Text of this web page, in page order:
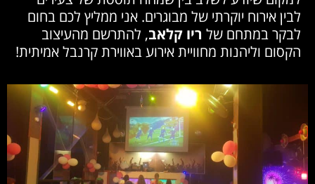
לבין אירוח יוקרתי של מבוגרים. אני ממליץ לכם בחום
לבקר במתחם של ריו קלאב, להתרשם מהעיצוב
הקסום וליהנות מחוויית אירוע באווירת קרנבל אמיתית!